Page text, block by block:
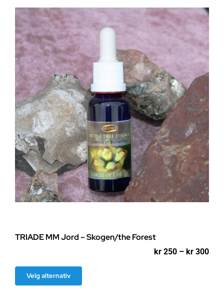
flere
Alternativene
velges
på
produktsiden
TRIADE MM Jord – Skogen/the Forest
kr 250 – kr 300
Velg alternativ
produktet